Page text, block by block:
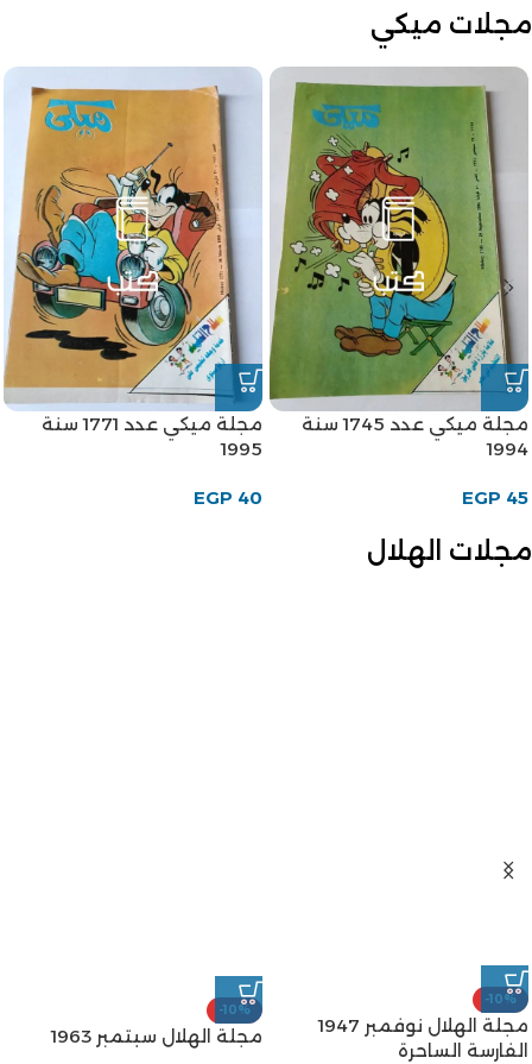
مجلات ميكي
مجلة ميكي عدد 1745 سنة
1994
EGP 45
مجلة ميكي عدد 1771 سنة
1995
EGP 40
مجلات الهلال
-10%
مجلة الهلال نوفمبر 1947
الفارسة الساحرة
-10%
مجلة الهلال سبتمبر 1963